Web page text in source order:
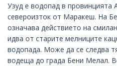
Узуд е водопад в провинцията
североизток от Маракеш. На
означава действието на
идва от старите мелниците
водопада. Може да се следва
водеща до града Бени Мелал.